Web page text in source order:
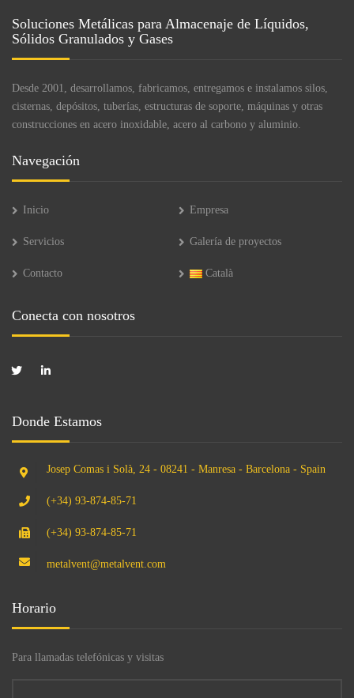
Soluciones Metálicas para Almacenaje de Líquidos,
Sólidos Granulados y Gases
Desde 2001, desarrollamos, fabricamos, entregamos e instalamos silos,
cisternas, depósitos, tuberías, estructuras de soporte, máquinas y otras
construcciones en acero inoxidable, acero al carbono y aluminio.
Navegación
Inicio Empresa
Servicios Galería de proyectos
Contacto Català
Conecta con nosotros
Donde Estamos
Josep Comas i Solà, 24 - 08241 - Manresa - Barcelona - Spain
(+34) 93-874-85-71
(+34) 93-874-85-71
metalvent@metalvent.com
Horario
Para llamadas telefónicas y visitas